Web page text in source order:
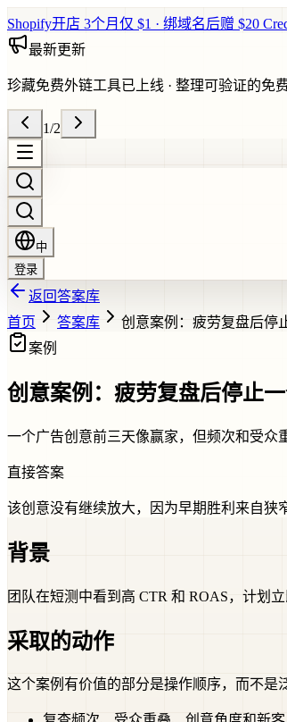
Shopify开店 3个月仅 $1 · 绑域名后赠 $20
最新更新
珍藏免费外链工具已上线 · 整理可验证的免
1/2
中
登录
返回答案库
首页
答案库
创意案例：疲劳复盘后停
案例
创意案例：疲劳复盘后停止
一个广告创意前三天像赢家，但频次和受众
直接答案
该创意没有继续放大，因为早期胜利来自狭
背景
团队在短测中看到高 CTR 和 ROAS，计划
采取的动作
这个案例有价值的部分是操作顺序，而不是